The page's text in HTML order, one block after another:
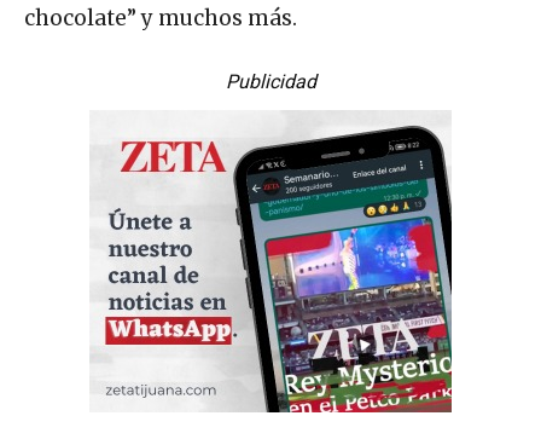
chocolate” y muchos más.
Publicidad